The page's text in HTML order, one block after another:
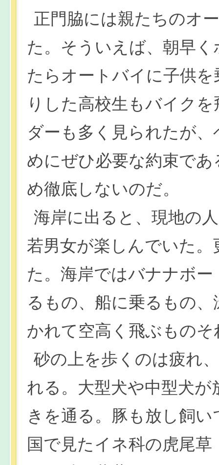
正門脇には親たちのオ
た。そういえば、朝早
たらオートバイに子供
りした高校生もバイク
ダーも多く見られたが
めにぜひ必要な約束で
め徹底しないのだ。
海岸に出ると、現地の
若男女が楽しんでいた
た。海岸ではバナナボ
るもの、船に乗るもの
かれて空高く飛ぶもの
砂の上を歩くのは疲れ
れる。大型犬や中型犬
きを通る。豚も放し飼
国で見たイネ科の虎尾